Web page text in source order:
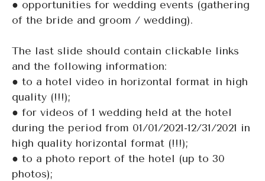
● opportunities for wedding events (gathering
of the bride and groom / wedding).
The last slide should contain clickable links
and the following information:
● to a hotel video in horizontal format in high
quality (!!!);
● for videos of 1 wedding held at the hotel
during the period from 01/01/2021-12/31/2021 in
high quality horizontal format (!!!);
● to a photo report of the hotel (up to 30
photos);